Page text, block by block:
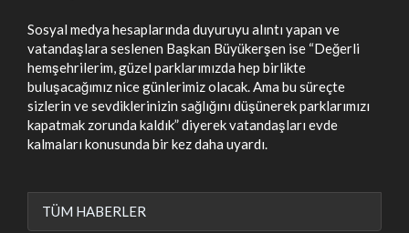
Sosyal medya hesaplarında duyuruyu alıntı yapan ve
vatandaşlara seslenen Başkan Büyükerşen ise “Değerli
hemşehrilerim, güzel parklarımızda hep birlikte
buluşacağımız nice günlerimiz olacak. Ama bu süreçte
sizlerin ve sevdiklerinizin sağlığını düşünerek parklarımızı
kapatmak zorunda kaldık” diyerek vatandaşları evde
kalmaları konusunda bir kez daha uyardı.
TÜM HABERLER